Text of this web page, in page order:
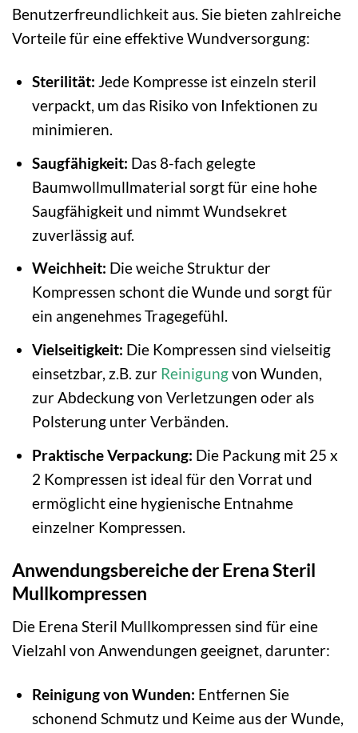
Benutzerfreundlichkeit aus. Sie bieten zahlreiche
Vorteile für eine effektive Wundversorgung:
Sterilität: Jede Kompresse ist einzeln steril
verpackt, um das Risiko von Infektionen zu
minimieren.
Saugfähigkeit: Das 8-fach gelegte
Baumwollmullmaterial sorgt für eine hohe
Saugfähigkeit und nimmt Wundsekret
zuverlässig auf.
Weichheit: Die weiche Struktur der
Kompressen schont die Wunde und sorgt für
ein angenehmes Tragegefühl.
Vielseitigkeit: Die Kompressen sind vielseitig
einsetzbar, z.B. zur Reinigungvon Wunden,
zur Abdeckung von Verletzungen oder als
Polsterung unter Verbänden.
Praktische Verpackung: Die Packung mit 25 x
2 Kompressen ist ideal für den Vorrat und
ermöglicht eine hygienische Entnahme
einzelner Kompressen.
Anwendungsbereiche der Erena Steril
Mullkompressen
Die Erena Steril Mullkompressen sind für eine
Vielzahl von Anwendungen geeignet, darunter:
Reinigung von Wunden: Entfernen Sie
schonend Schmutz und Keime aus der Wunde,